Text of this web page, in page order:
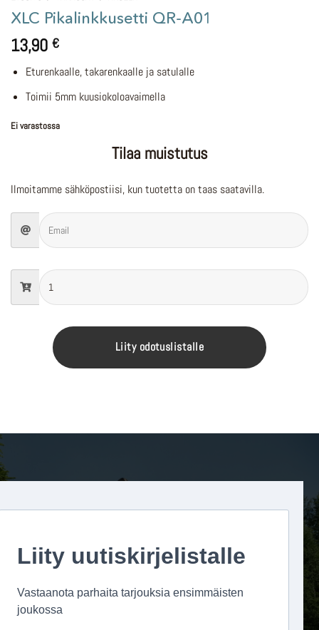
XLC Pikalinkkusetti QR-A01
13,90 €
Eturenkaalle, takarenkaalle ja satulalle
Toimii 5mm kuusiokoloavaimella
Ei varastossa
Tilaa muistutus
Ilmoitamme sähköpostiisi, kun tuotetta on taas saatavilla.
Liity odotuslistalle